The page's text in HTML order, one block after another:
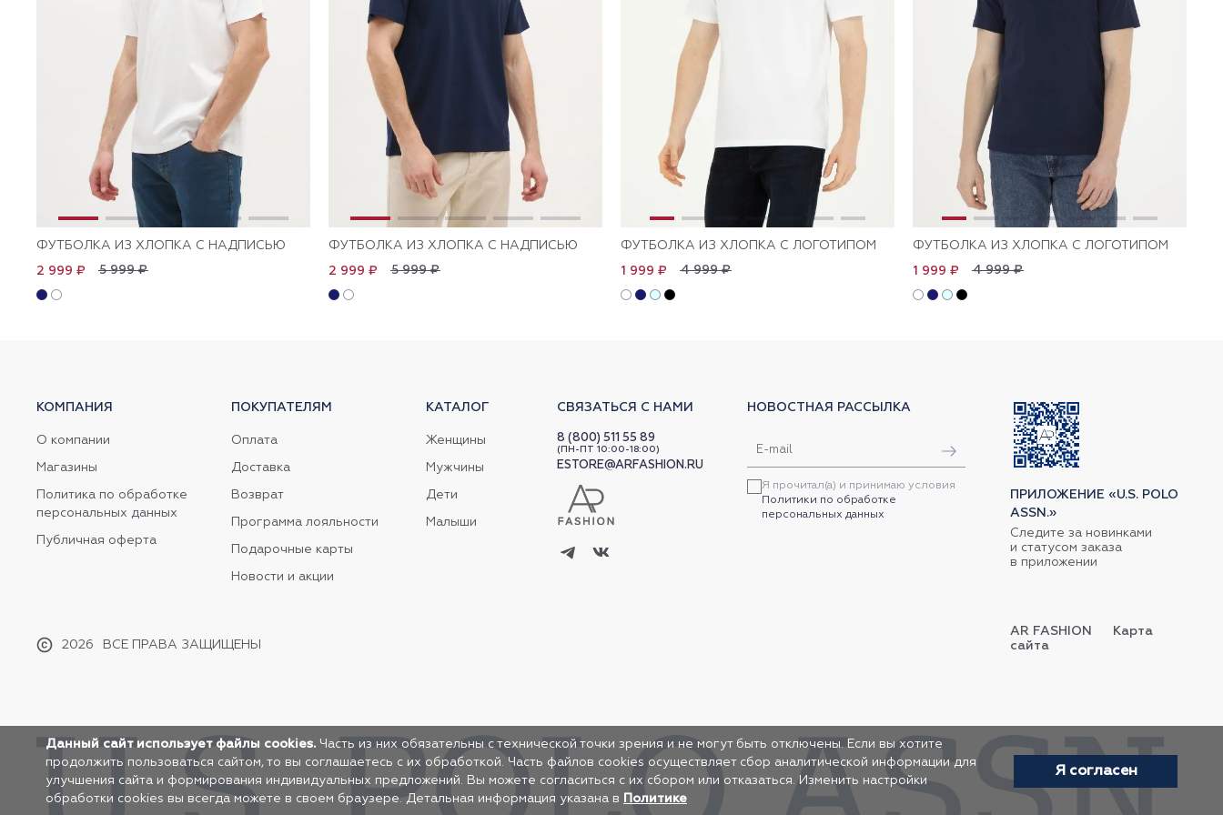
ФУТБОЛКА ИЗ ХЛОПКА С НАДПИСЬЮ
5 999 ₽
2 999 ₽
ФУТБОЛКА ИЗ ХЛОПКА С НАДПИСЬЮ
5 999 ₽
2 999 ₽
ФУТБОЛКА ИЗ ХЛОПКА С ЛОГОТИПОМ
4 999 ₽
1 999 ₽
ФУТБОЛКА ИЗ ХЛОПКА С ЛОГОТИПОМ
4 999 ₽
1 999 ₽
КОМПАНИЯ
О компании
Магазины
Политика по обработке
персональных данных
Публичная оферта
2026 ВСЕ ПРАВА ЗАЩИЩЕНЫ
ПОКУПАТЕЛЯМ
Оплата
Доставка
Возврат
Программа лояльности
Подарочные карты
Новости и акции
КАТАЛОГ
Женщины
Мужчины
Дети
Малыши
СВЯЗАТЬСЯ С НАМИ
8 (800) 511 55 89
(ПН-ПТ 10:00-18:00)
ESTORE@ARFASHION.RU
НОВОСТНАЯ РАССЫЛКА
Я прочитал(а) и принимаю условия
Политики по обработке
персональных данных
ПРИЛОЖЕНИЕ «U.S. POLO
ASSN.»
Следите за новинками
и статусом заказа
в приложении
AR FASHION
Карта
сайта
Данный сайт использует файлы cookies. Часть из них обязательны с технической точки зрения и не могут быть отключены. Если вы хотите
продолжить пользоваться сайтом, то вы соглашаетесь с их обработкой. Часть файлов cookies осуществляет сбор аналитической информации для
улучшения сайта и формирования индивидуальных предложений. Вы можете согласиться с их сбором или отказаться. Изменить настройки
обработки cookies вы всегда можете в своем браузере. Детальная информация указана в Политике
Я согласен